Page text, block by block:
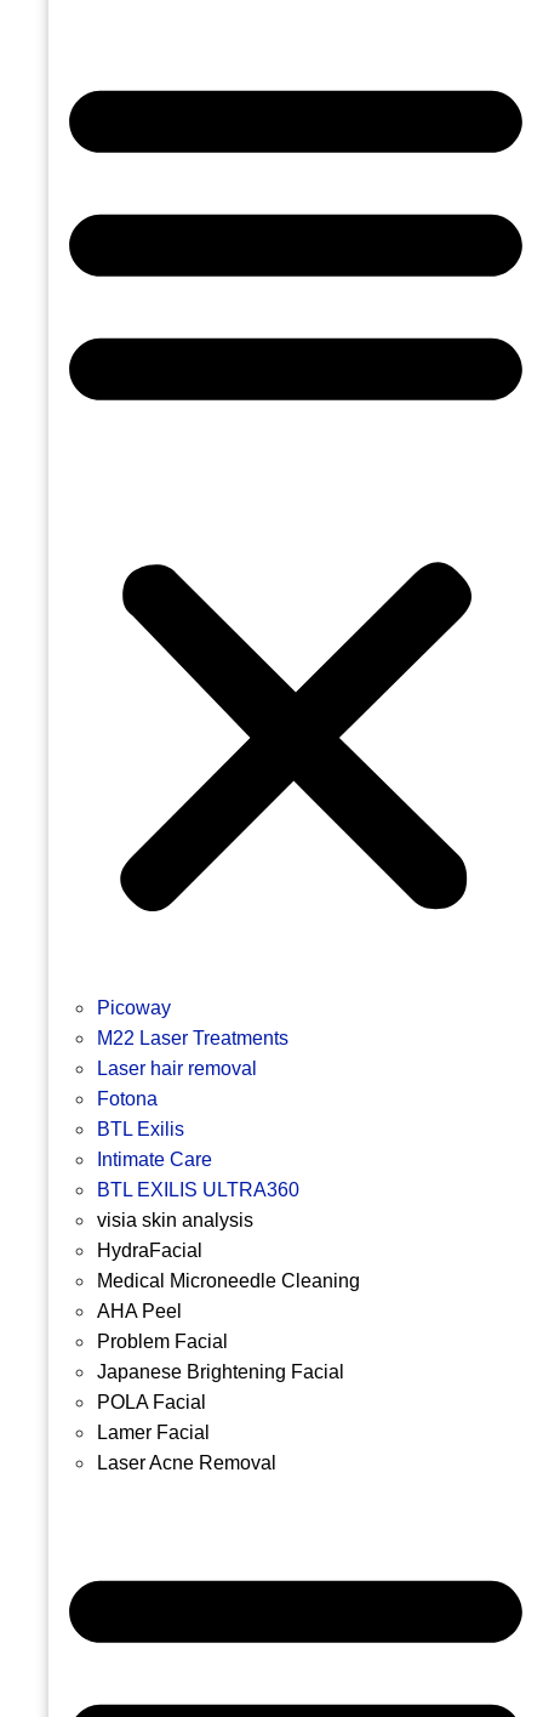
Picoway
M22 Laser Treatments
Laser hair removal
Fotona
BTL Exilis
Intimate Care
BTL EXILIS ULTRA360
visia skin analysis
HydraFacial
Medical Microneedle Cleaning
AHA Peel
Problem Facial
Japanese Brightening Facial
POLA Facial
Lamer Facial
Laser Acne Removal